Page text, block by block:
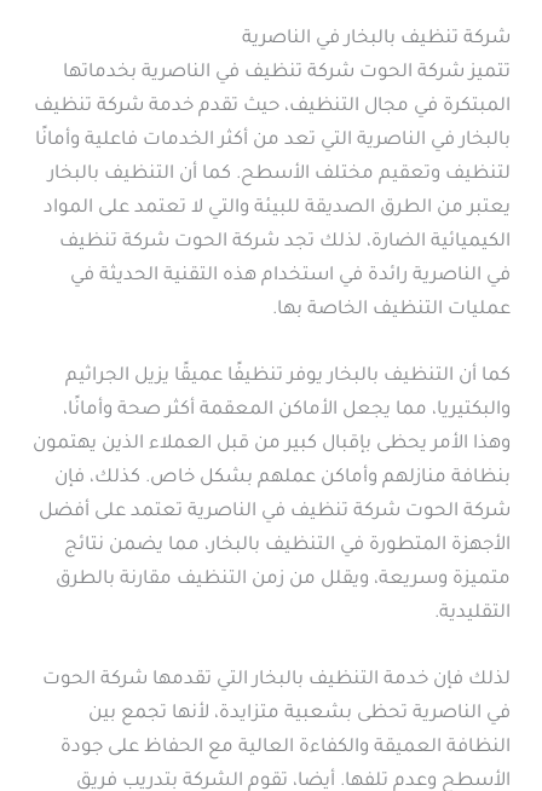
شركة تنظيف بالبخار في الناصرية
تتميز شركة الحوت شركة تنظيف في الناصرية بخدماتها
المبتكرة في مجال التنظيف، حيث تقدم خدمة شركة تنظيف
بالبخار في الناصرية التي تعد من أكثر الخدمات فاعلية وأمانًا
لتنظيف وتعقيم مختلف الأسطح. كما أن التنظيف بالبخار
يعتبر من الطرق الصديقة للبيئة والتي لا تعتمد على المواد
الكيميائية الضارة، لذلك تجد شركة الحوت شركة تنظيف
في الناصرية رائدة في استخدام هذه التقنية الحديثة في
عمليات التنظيف الخاصة بها.
كما أن التنظيف بالبخار يوفر تنظيفًا عميقًا يزيل الجراثيم
والبكتيريا، مما يجعل الأماكن المعقمة أكثر صحة وأمانًا،
وهذا الأمر يحظى بإقبال كبير من قبل العملاء الذين يهتمون
بنظافة منازلهم وأماكن عملهم بشكل خاص. كذلك، فإن
شركة الحوت شركة تنظيف في الناصرية تعتمد على أفضل
الأجهزة المتطورة في التنظيف بالبخار، مما يضمن نتائج
متميزة وسريعة، ويقلل من زمن التنظيف مقارنة بالطرق
التقليدية.
لذلك فإن خدمة التنظيف بالبخار التي تقدمها شركة الحوت
في الناصرية تحظى بشعبية متزايدة، لأنها تجمع بين
النظافة العميقة والكفاءة العالية مع الحفاظ على جودة
الأسطح وعدم تلفها. أيضا، تقوم الشركة بتدريب فريق